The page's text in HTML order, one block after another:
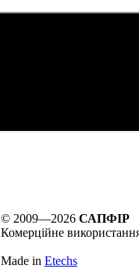
© 2009—2026 САПФІР
Комерційне
Made in Etechs